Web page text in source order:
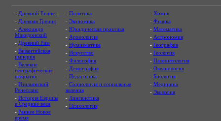
- Древний Египет
- Древняя Греция
- Александр
Македонский
- Древний Рим
- Византийская
империя
- Великие
географические
открытия
- Итальянский
Ренессанс
- История Европы
в Средние века
- Раннее Новое
время
- Политика
- Экономика
- Юридическая практика
- Археология
- Нумизматика
- Искусство
- Философия
- Демография
- Педагогика
- Социология и социальные
явления
- Лингвистика
- Психология
- Химия
- Физика
- Математика
- Астрономия
- География
- Геология
- Палеонтология
- Океанология
- Биология
- Медицина
- Экология